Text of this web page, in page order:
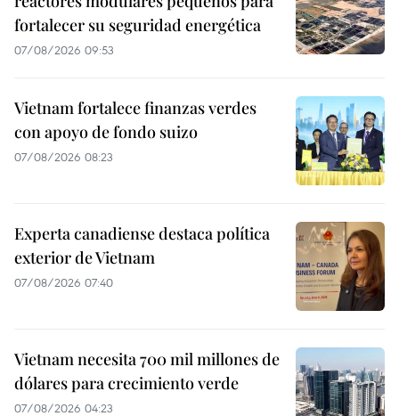
fortalecer su seguridad energética
07/08/2026 09:53
Vietnam fortalece finanzas verdes
con apoyo de fondo suizo
07/08/2026 08:23
Experta canadiense destaca política
exterior de Vietnam
07/08/2026 07:40
Vietnam necesita 700 mil millones de
dólares para crecimiento verde
07/08/2026 04:23